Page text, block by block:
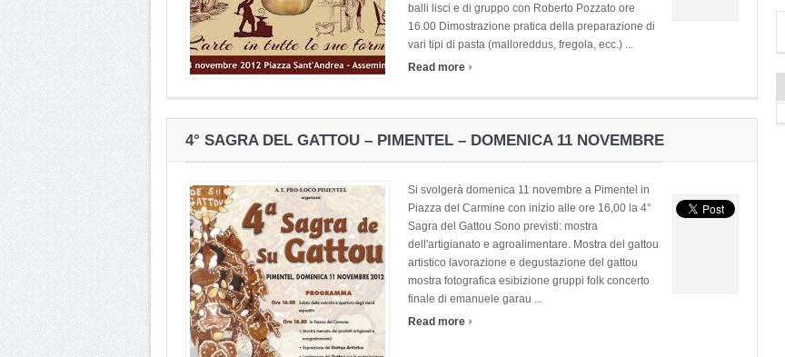
balli lisci e di gruppo con Roberto Pozzato ore
16.00 Dimostrazione pratica della preparazione di
vari tipi di pasta (malloreddus, fregola, ecc.) ...
Read more ›
4° SAGRA DEL GATTOU – PIMENTEL – DOMENICA 11 NOVEMBRE
Si svolgerà domenica 11 novembre a Pimentel in
Piazza del Carmine con inizio alle ore 16,00 la 4°
Sagra del Gattou Sono previsti: mostra
dell'artigianato e agroalimentare. Mostra del gattou
artistico lavorazione e degustazione del gattou
mostra fotografica esibizione gruppi folk concerto
finale di emanuele garau ...
Read more ›